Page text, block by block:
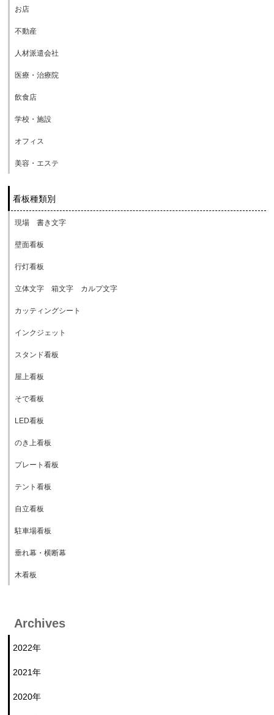
お店
不動産
人材派遣会社
医療・治療院
飲食店
学校・施設
オフィス
美容・エステ
看板種類別
現場 書き文字
壁面看板
行灯看板
立体文字 箱文字 カルプ文字
カッティングシート
インクジェット
スタンド看板
屋上看板
そで看板
LED看板
のき上看板
プレート看板
テント看板
自立看板
駐車場看板
垂れ幕・横断幕
木看板
Archives
2022年
2021年
2020年